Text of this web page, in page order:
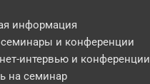
информация
и конференции
интервью и конференции
на семинар